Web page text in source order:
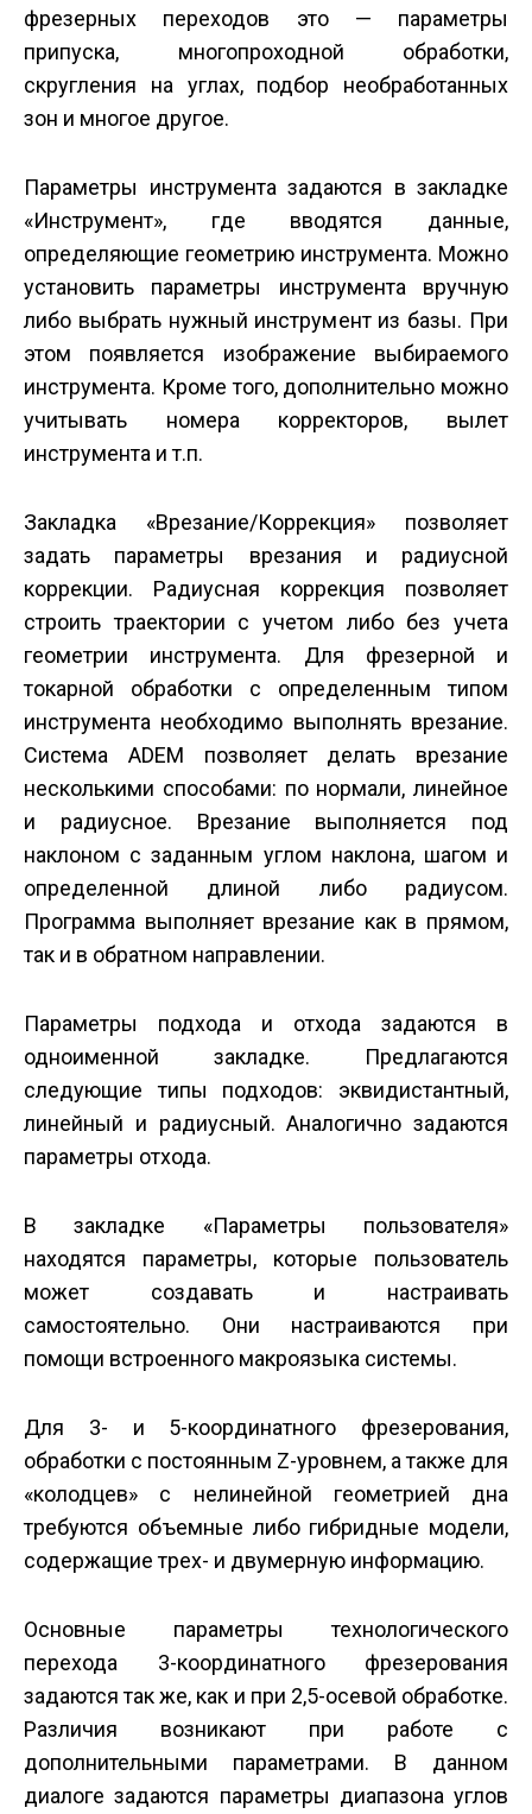
фрезерных переходов это — параметры
припуска, многопроходной обработки,
скругления на углах, подбор необработанных
зон и многое другое.
Параметры инструмента задаются в закладке
«Инструмент», где вводятся данные,
определяющие геометрию инструмента. Можно
установить параметры инструмента вручную
либо выбрать нужный инструмент из базы. При
этом появляется изображение выбираемого
инструмента. Кроме того, дополнительно можно
учитывать номера корректоров, вылет
инструмента и т.п.
Закладка «Врезание/Коррекция» позволяет
задать параметры врезания и радиусной
коррекции. Радиусная коррекция позволяет
строить траектории с учетом либо без учета
геометрии инструмента. Для фрезерной и
токарной обработки с определенным типом
инструмента необходимо выполнять врезание.
Система ADEM позволяет делать врезание
несколькими способами: по нормали, линейное
и радиусное. Врезание выполняется под
наклоном с заданным углом наклона, шагом и
определенной длиной либо радиусом.
Программа выполняет врезание как в прямом,
так и в обратном направлении.
Параметры подхода и отхода задаются в
одноименной закладке. Предлагаются
следующие типы подходов: эквидистантный,
линейный и радиусный. Аналогично задаются
параметры отхода.
В закладке «Параметры пользователя»
находятся параметры, которые пользователь
может создавать и настраивать
самостоятельно. Они настраиваются при
помощи встроенного макроязыка системы.
Для 3- и 5-координатного фрезерования,
обработки с постоянным Z-уровнем, а также для
«колодцев» с нелинейной геометрией дна
требуются объемные либо гибридные модели,
содержащие трех- и двумерную информацию.
Основные параметры технологического
перехода 3-координатного фрезерования
задаются так же, как и при 2,5-осевой обработке.
Различия возникают при работе с
дополнительными параметрами. В данном
диалоге задаются параметры диапазона углов